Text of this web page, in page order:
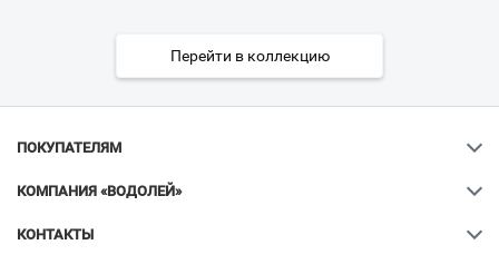
Перейти в коллекцию
ПОКУПАТЕЛЯМ
КОМПАНИЯ «ВОДОЛЕЙ»
КОНТАКТЫ